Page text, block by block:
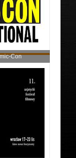
Con